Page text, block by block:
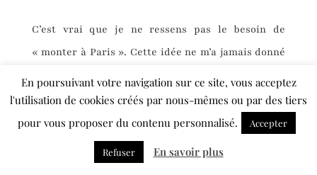
C’est vrai que je ne ressens pas le besoin de
« monter à Paris ». Cette idée ne m’a jamais donné
envie. J’aime ma région, j’aime vivre ici. Et j’aime
aussi partager avec les personnes qui me sont
proches. Faire des spectacles et que ma famille
vienne les voir, ça me fait plus plaisir que jouer
ailleurs. Je suis heureux si je peux continuer à faire
En poursuivant votre navigation sur ce site, vous acceptez
l'utilisation de cookies créés par nous-mêmes ou par des tiers
pour vous proposer du contenu personnalisé.
Accepter
Refuser En savoir plus